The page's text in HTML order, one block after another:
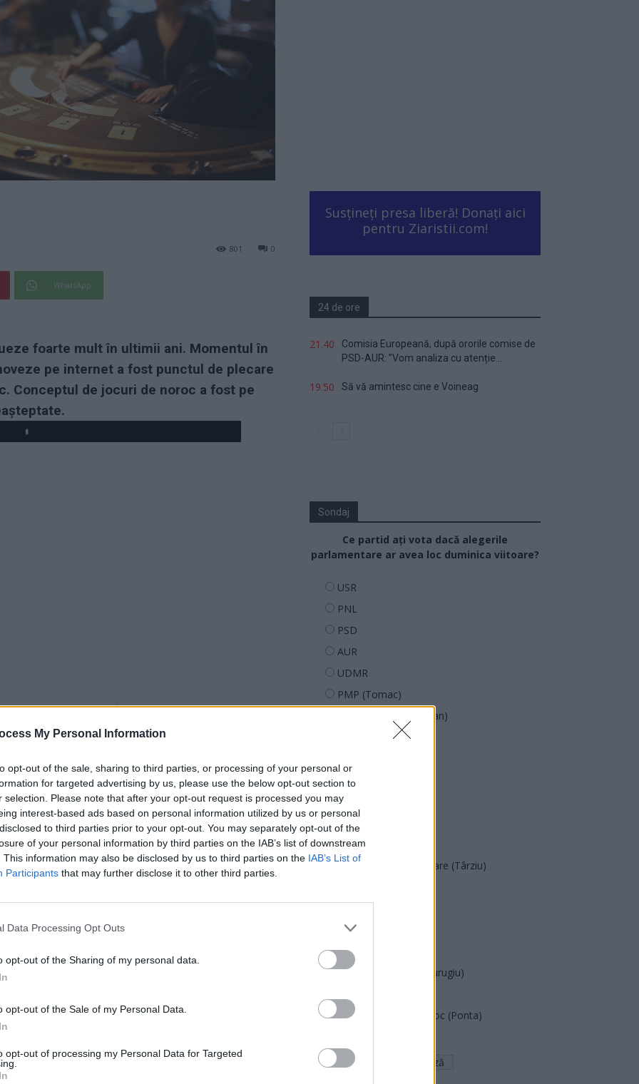
My Personal Information
opt-out of the sale, sharing to third parties, or processing of your personal or
for targeted advertising by us, please use the below opt-out section to
selection. Please note that after your opt-out request is processed you may
interest-based ads based on personal information utilized by us or personal
to third parties prior to your opt-out. You may separately opt-out of the
of your personal information by third parties on the IAB’s list of downstream
This information may also be disclosed by us to third parties on the IAB’s List of
Participants that may further disclose it to other third parties.
Data Processing Opt Outs
opt-out of the Sharing of my personal data.
opt-out of the Sale of my Personal Data.
opt-out of processing my Personal Data for Targeted
0
801
WhatsApp
foarte mult în ultimii ani. Momentul în
pe internet a fost punctul de plecare
Conceptul de jocuri de noroc a fost pe
de joc, se constată faptul că sunt disponibile mult
cu creșterea numărului de produse, crește și
mai mult?
portofoliul de jocuri ale cazinourilor, ci și în modul
de bun-venit.
fiecărui jucător, nu poate fi desemnată o categorie
punct de vedere și propriile preferințe.
Susțineți presa liberă! Donați aici
pentru Ziaristii.com!
24 de ore
21.40
Comisia Europeană, după ororile comise de
PSD-AUR: ”Vom analiza cu atenție...
19.50 Să vă amintesc cine e Voineag
Sondaj
Ce partid ați vota dacă alegerile
parlamentare ar avea loc duminica viitoare?
USR
PNL
PSD
AUR
UDMR
PMP (Tomac)
Forța Dreptei (L. Orban)
SENS
SOS (Șoșoacă)
POT (Gavrilă)
PACE (Peia)
Acțiunea Conservatoare (Târziu)
PNȚCD (Pavelescu)
PNCR (Terheș)
Partidul Patrioților (Surugiu)
România pe Primul Loc (Ponta)